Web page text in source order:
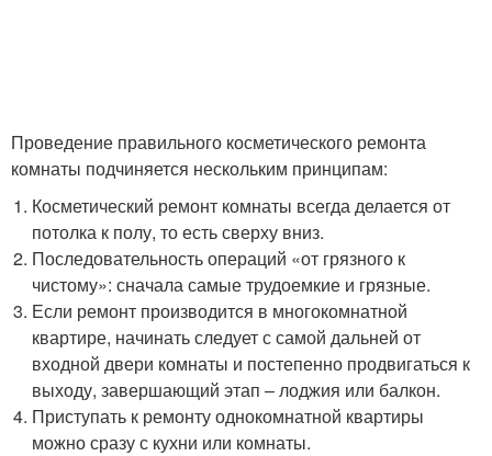
Проведение правильного косметического ремонта
комнаты подчиняется нескольким принципам:
Косметический ремонт комнаты всегда делается от
потолка к полу, то есть сверху вниз.
Последовательность операций «от грязного к
чистому»: сначала самые трудоемкие и грязные.
Если ремонт производится в многокомнатной
квартире, начинать следует с самой дальней от
входной двери комнаты и постепенно продвигаться к
выходу, завершающий этап – лоджия или балкон.
Приступать к ремонту однокомнатной квартиры
можно сразу с кухни или комнаты.